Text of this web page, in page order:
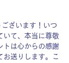
ざいます！いつ
いて、本当に尊敬
トは心からの感謝
お送りします。こ